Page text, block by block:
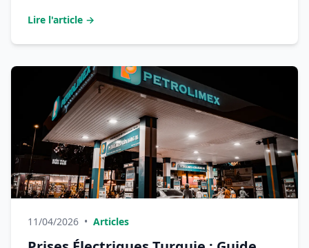
Lire l'article →
11/04/2026 • Articles